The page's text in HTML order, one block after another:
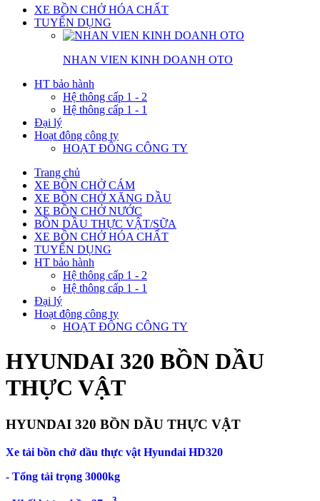
XE BỒN CHỞ HÓA CHẤT
TUYỂN DỤNG
NHAN VIEN KINH DOANH OTO
HT bảo hành
Hệ thông cấp 1 - 2
Hệ thông cấp 1 - 1
Đại lý
Hoạt động công ty
HOẠT ĐÔNG CÔNG TY
Trang chủ
XE BỒN CHỞ CÁM
XE BỒN CHỞ XĂNG DẦU
XE BỒN CHỞ NƯỚC
BỒN DẦU THỰC VẬT/SỮA
XE BỒN CHỞ HÓA CHẤT
TUYỂN DỤNG
HT bảo hành
Hệ thông cấp 1 - 2
Hệ thông cấp 1 - 1
Đại lý
Hoạt động công ty
HOẠT ĐÔNG CÔNG TY
HYUNDAI 320 BỒN DẦU
THỰC VẬT
HYUNDAI 320 BỒN DẦU THỰC VẬT
Xe tải bồn chở dầu thực vật Hyundai HD320
- Tổng tải trọng 3000kg